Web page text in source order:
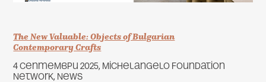
The New Valuable: Objects of Bulgarian
Contemporary Crafts
4 септември 2025, Michelangelo Foundation
Network, News